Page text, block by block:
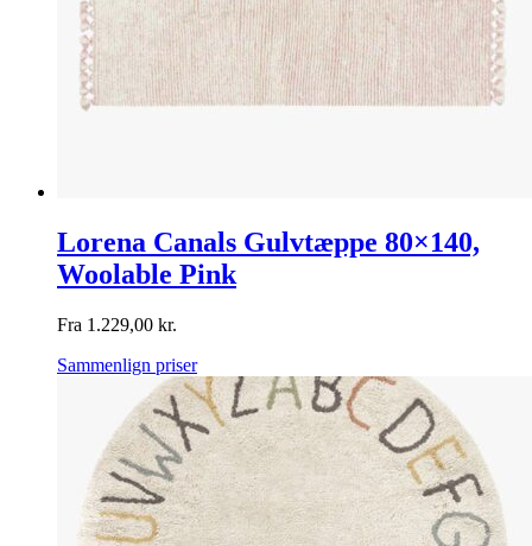
Lorena Canals Gulvtæppe 80×140,
Woolable Pink
Fra 1.229,00 kr.
Sammenlign priser